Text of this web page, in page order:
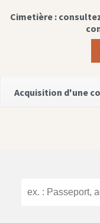
Cimetière :
Acquisition d'une